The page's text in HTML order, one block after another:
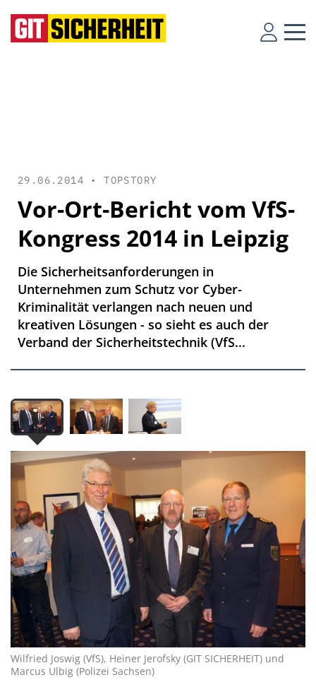
29.06.2014 •TOPSTORY
Vor-Ort-Bericht vom VfS-
Kongress 2014 in Leipzig
Die Sicherheitsanforderungen in
Unternehmen zum Schutz vor Cyber-
Kriminalität verlangen nach neuen und
kreativen Lösungen - so sieht es auch der
Verband der Sicherheitstechnik (VfS...
Wilfried Joswig (VfS), Heiner Jerofsky (GIT SICHERHEIT) und
Marcus Ulbig (Polizei Sachsen)